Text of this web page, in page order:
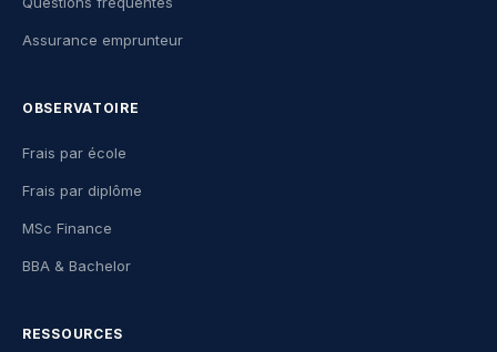
Assurance emprunteur
OBSERVATOIRE
Frais par école
Frais par diplôme
MSc Finance
BBA & Bachelor
RESSOURCES